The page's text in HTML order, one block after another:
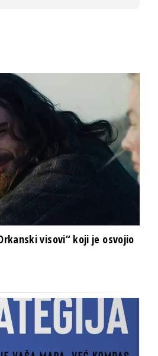
visovi“ koji je osvojio